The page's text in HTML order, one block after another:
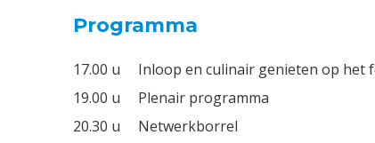
Programma
17.00 u
Inloop en culinair genieten op het
19.00 u
Plenair programma
20.30 u
Netwerkborrel